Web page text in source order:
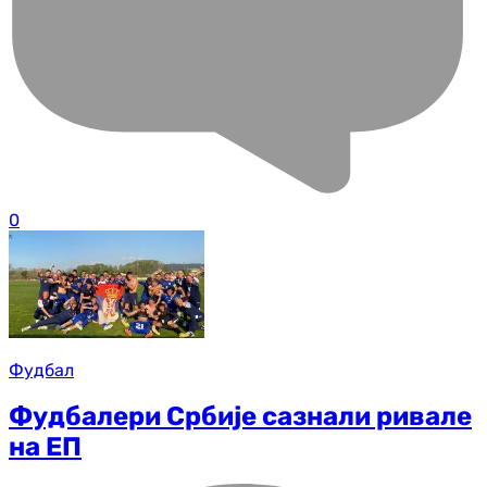
0
Фудбал
Фудбалери Србије сазнали ривале
на ЕП